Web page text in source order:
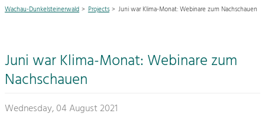
Projects
My project 
Suche
Maintenance, Regulation and Further
Building Culture
Settlements.
Wachau-Dunkelsteinerwald Projects Juni war Klima-Monat: Webinare zum Nachschauen
Juni war Klima-Monat: Webinare zum
Nachschauen
Wednesday, 04 August 2021